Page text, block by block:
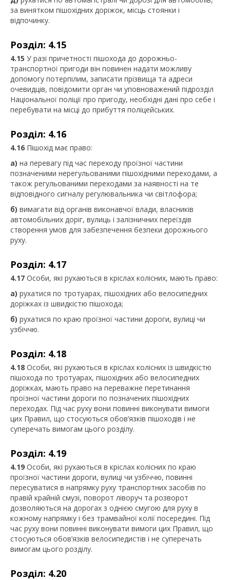
за винятком пішохідних доріжок, місць стоянки і
відпочинку.
Розділ: 4.15
4.15 У разі причетності пішохода до дорожньо-
транспортної пригоди він повинен надати можливу
допомогу потерпілим, записати прізвища та адреси
очевидців, повідомити орган чи уповноважений підрозділ
Національної поліції про пригоду, необхідні дані про себе і
перебувати на місці до прибуття поліцейських.
Розділ: 4.16
4.16 Пішохід має право:
а) на перевагу під час переходу проїзної частини
позначеними нерегульованими пішохідними переходами, а
також регульованими переходами за наявності на те
відповідного сигналу регулювальника чи світлофора;
б) вимагати від органів виконавчої влади, власників
автомобільних доріг, вулиць і залізничних переїздів
створення умов для забезпечення безпеки дорожнього
руху.
Розділ: 4.17
4.17 Особи, які рухаються в кріслах колісних, мають право:
а) рухатися по тротуарах, пішохідних або велосипедних
доріжках із швидкістю пішохода;
б) рухатися по краю проїзної частини дороги, вулиці чи
узбіччю.
Розділ: 4.18
4.18 Особи, які рухаються в кріслах колісних із швидкістю
пішохода по тротуарах, пішохідних або велосипедних
доріжках, мають право на переважне перетинання
проїзної частини дороги по позначених пішохідних
переходах. Під час руху вони повинні виконувати вимоги
цих Правил, що стосуються обов’язків пішоходів і не
суперечать вимогам цього розділу.
Розділ: 4.19
4.19 Особи, які рухаються в кріслах колісних по краю
проїзної частини дороги, вулиці чи узбіччю, повинні
пересуватися в напрямку руху транспортних засобів по
правій крайній смузі, поворот ліворуч та розворот
дозволяються на дорогах з однією смугою для руху в
кожному напрямку і без трамвайної колії посередині. Під
час руху вони повинні виконувати вимоги цих Правил, що
стосуються обов’язків велосипедистів і не суперечать
вимогам цього розділу.
Розділ: 4.20